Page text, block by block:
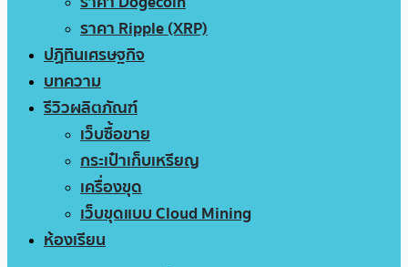
ราคา Ripple (XRP)
ปฏิทินเศรษฐกิจ
บทความ
รีวิวผลิตภัณฑ์
เว็บซื้อขาย
กระเป๋าเก็บเหรียญ
เครื่องขุด
เว็บขุดแบบ Cloud Mining
ห้องเรียน